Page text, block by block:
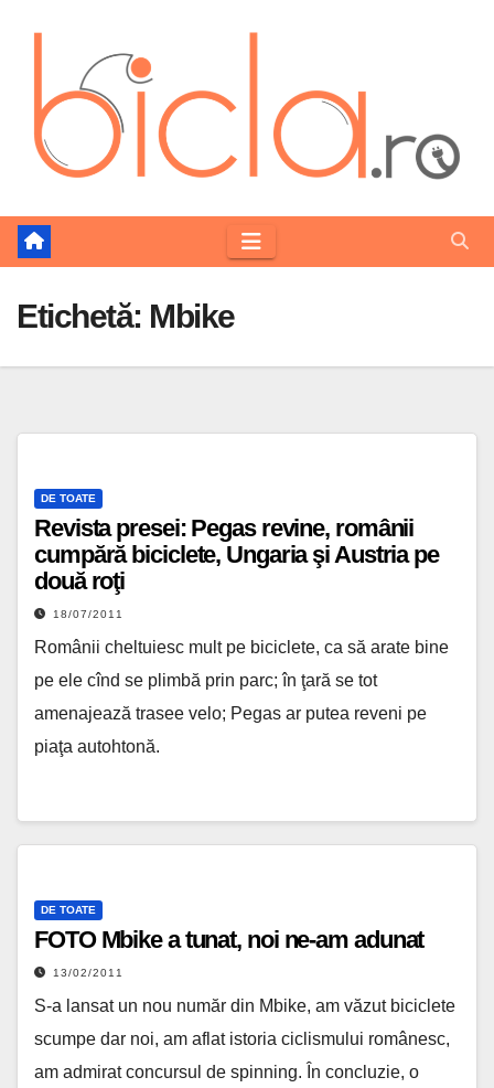
Etichetă: Mbike
DE TOATE
Revista presei: Pegas revine, românii
cumpără biciclete, Ungaria şi Austria pe
două roţi
18/07/2011
Românii cheltuiesc mult pe biciclete, ca să arate bine
pe ele cînd se plimbă prin parc; în ţară se tot
amenajează trasee velo; Pegas ar putea reveni pe
piaţa autohtonă.
DE TOATE
FOTO Mbike a tunat, noi ne-am adunat
13/02/2011
S-a lansat un nou număr din Mbike, am văzut biciclete
scumpe dar noi, am aflat istoria ciclismului românesc,
am admirat concursul de spinning. În concluzie, o